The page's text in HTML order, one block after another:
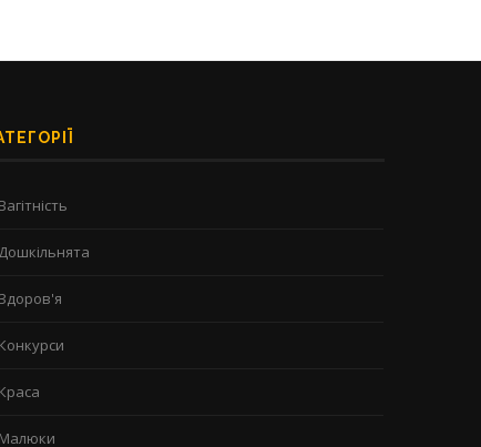
Вагітність
Дошкільнята
Здоров'я
Конкурси
Краса
Малюки